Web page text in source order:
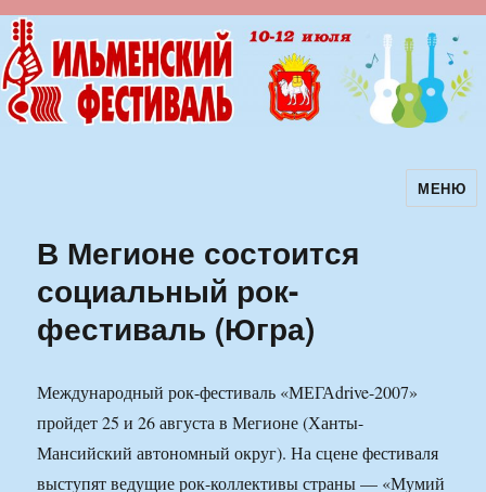
Ильменский фестиваль авторскойМЕНЮ
В Мегионе состоится
социальный рок-
фестиваль (Югра)
Международный рок-фестиваль «МЕГАdrive-2007»
пройдет 25 и 26 августа в Мегионе (Ханты-
Мансийский автономный округ). На сцене фестиваля
выступят ведущие рок-коллективы страны — «Мумий